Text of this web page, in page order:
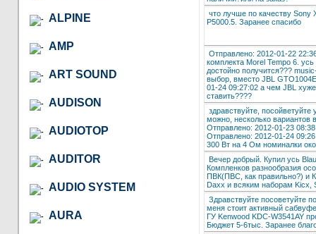
ALPINE
AMP
ART SOUND
AUDISON
AUDIOTOP
AUDITOR
AUDIO SYSTEM
AURA
что лучше по качеству Sony
P5000.5. Заранее спасибо
Отправлено: 2012-01-22
комплекта Morel Tempo 6.
достойно получится???
выбор, вместо JBL
01-24 09:27:02 а чем JBL
ставить????
здравствуйте,
можно, несколько вариантов
Отправлено: 2012-01-23
Отправлено: 2012-01-24
300 Вт на 4 Ом номиналки
Вечер добрый. Купил усь
Компленков разнообразия
ПВК(ПВС, как правильно?) и
Daxx и всяким наборам Kicx,
Здравствуйте посоветуйте
меня стоит активный
ГУ Kenwood KDC-W3541AY
Бюджет 5-6тыс. Заранее